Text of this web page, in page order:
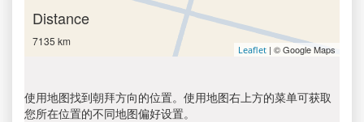
Distance
7135 km
Leaflet | © Google Maps
使用地图找到朝拜方向的位置。使用地图右上方的菜单可获取
您所在位置的不同地图偏好设置。